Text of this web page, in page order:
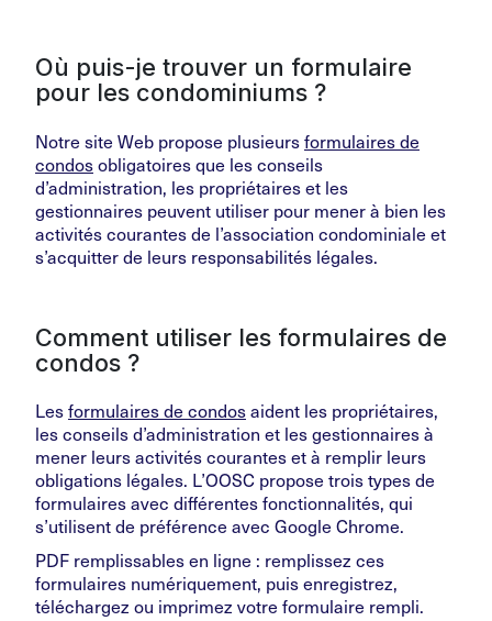
Où puis-je trouver un formulaire
pour les condominiums ?
Notre site Web propose plusieursformulaires de
condosobligatoires que les conseils
d’administration, les propriétaires et les
gestionnaires peuvent utiliser pour mener à bien les
activités courantes de l’association condominiale et
s’acquitter de leurs responsabilités légales.
Comment utiliser les formulaires de
condos ?
Lesformulaires de condosaident les propriétaires,
les conseils d’administration et les gestionnaires à
mener leurs activités courantes et à remplir leurs
obligations légales. L’OOSC propose trois types de
formulaires avec différentes fonctionnalités, qui
s’utilisent de préférence avec Google Chrome.
PDF remplissables en ligne : remplissez ces
formulaires numériquement, puis enregistrez,
téléchargez ou imprimez votre formulaire rempli.